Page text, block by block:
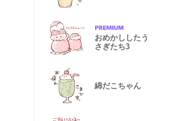
おめかししたう
さぎたち3
綿だこちゃん